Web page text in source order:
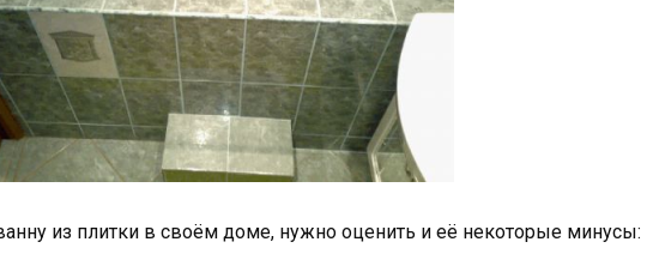
из плитки в своём доме, нужно оценить и её некоторые минусы: